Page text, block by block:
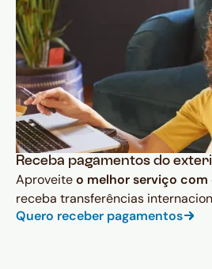
Receba pagamentos do
Aproveiteo melhor serviço
receba transferências
Quero receber pagamentos